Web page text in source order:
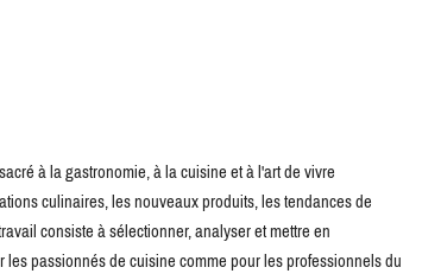
à la gastronomie, à la cuisine et à l'art de vivre
culinaires, les nouveaux produits, les tendances de
consiste à sélectionner, analyser et mettre en
passionnés de cuisine comme pour les professionnels du